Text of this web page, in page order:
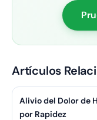
Artículos
Alivio del Dolor de
por Rapidez